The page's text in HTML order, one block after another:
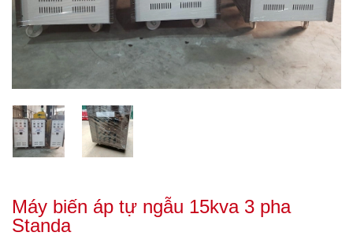
Máy biến áp tự ngẫu 15kva 3 pha
Standa